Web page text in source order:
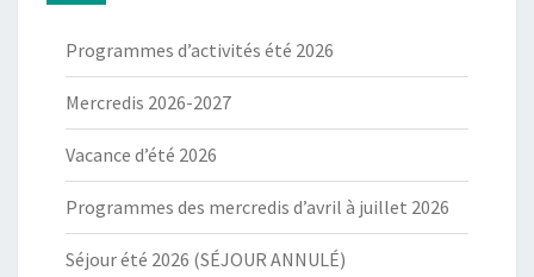
Programmes d’activités été 2026
Mercredis 2026-2027
Vacance d’été 2026
Programmes des mercredis d’avril à juillet 2026
Séjour été 2026 (SÉJOUR ANNULÉ)